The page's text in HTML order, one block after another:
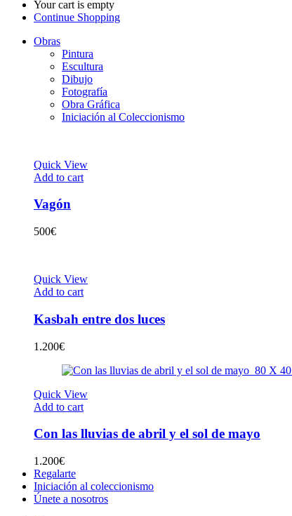
Your cart is empty
Continue Shopping
Obras
Pintura
Escultura
Dibujo
Fotografía
Obra Gráfica
Iniciación al Coleccionismo
Quick View
Add to cart
Vagón
500€
Quick View
Add to cart
Kasbah entre dos luces
1.200€
Quick View
Add to cart
Con las lluvias de abril y el sol de mayo
1.200€
Regalarte
Iniciación al coleccionismo
Únete a nosotros